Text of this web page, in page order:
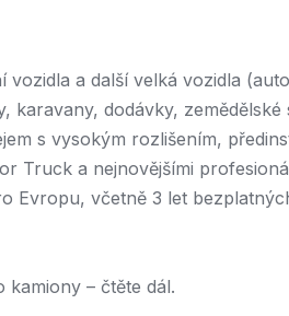
vozidla a další velká vozidla
karavany, dodávky, zemědělské
s vysokým rozlišením,
Truck a nejnovějšími
Evropu, včetně 3 let
kamiony – čtěte dál.